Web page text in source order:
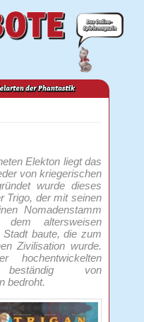
Elekton liegt das
von kriegerischen
wurde dieses
Trigo, der mit seinen
Nomadenstamm
altersweisen
baute, die zum
Zivilisation wurde.
von
bedroht.